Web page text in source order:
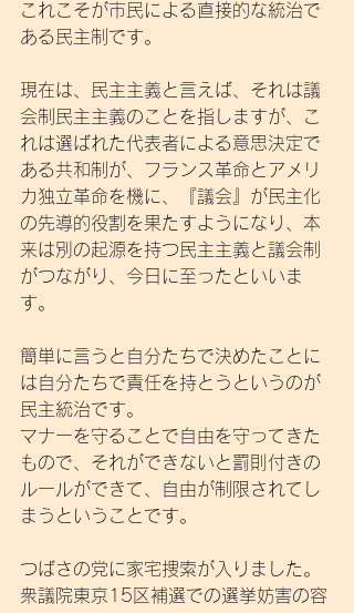
これこそが市民による直接的な統治で
ある民主制です。
現在は、民主主義と言えば、それは議
会制民主主義のことを指しますが、こ
れは選ばれた代表者による意思決定で
ある共和制が、フランス革命とアメリ
カ独立革命を機に、『議会』が民主化
の先導的役割を果たすようになり、本
来は別の起源を持つ民主主義と議会制
がつながり、今日に至ったといいま
す。
簡単に言うと自分たちで決めたことに
は自分たちで責任を持とうというのが
民主統治です。
マナーを守ることで自由を守ってきた
もので、それができないと罰則付きの
ルールができて、自由が制限されてし
まうということです。
つばさの党に家宅捜索が入りました。
衆議院東京15区補選での選挙妨害の容